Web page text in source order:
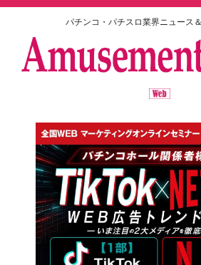
パチンコ・パチスロ業界ニュース